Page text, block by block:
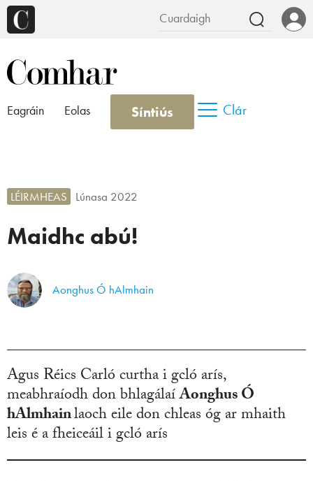
Eagráin Eolas Síntiús Clár
Maidhc abú!
LÉIRMHEAS Lúnasa 2022
Aonghus Ó hAlmhain
Agus Réics Carló curtha i gcló arís,
meabhraíodh don bhlagálaíAonghus Ó
hAlmhainlaoch eile don chleas óg ar mhaith
leis é a fheiceáil i gcló arís